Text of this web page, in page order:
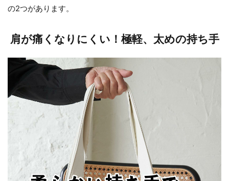
の2つがあります。
肩が痛くなりにくい！極軽、太めの持ち手